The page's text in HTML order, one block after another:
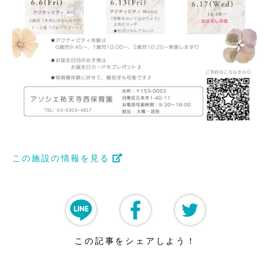
この施設の情報を見る
この記事をシェアしよう！